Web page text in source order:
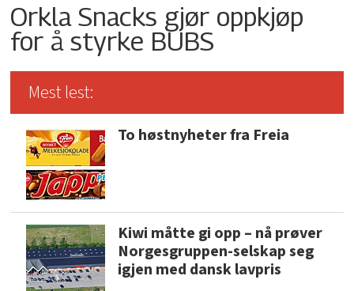
Orkla Snacks gjør oppkjøp
for å styrke BUBS
Mest lest:
To høstnyheter fra Freia
Kiwi måtte gi opp – nå prøver
Norgesgruppen-selskap seg
igjen med dansk lavpris